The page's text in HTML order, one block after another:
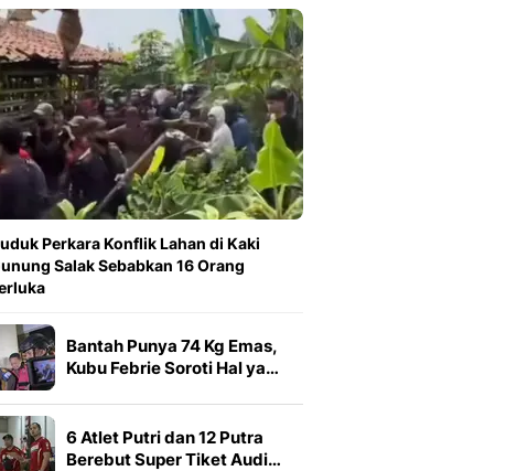
Perkara Konflik Lahan di Kaki
Salak Sebabkan 16 Orang
Bantah Punya 74 Kg Emas,
Kubu Febrie Soroti Hal ya…
6 Atlet Putri dan 12 Putra
Berebut Super Tiket Audi…